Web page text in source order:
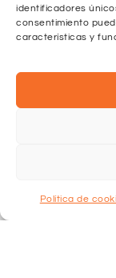
identificadores
consentimiento
características y
Política de